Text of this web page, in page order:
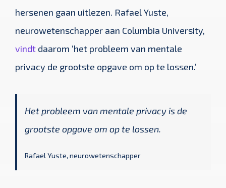
hersenen gaan uitlezen. Rafael Yuste,
neurowetenschapper aan Columbia University,
vindtdaarom ‘het probleem van mentale
privacy de grootste opgave om op te lossen.’
Het probleem van mentale privacy is de
grootste opgave om op te lossen.
Rafael Yuste, neurowetenschapper